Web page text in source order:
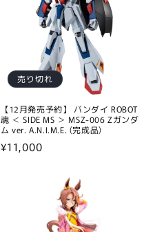
売り切れ
【12月発売予約】 バンダイ ROBOT
魂 ＜ SIDE MS ＞ MSZ-006 Zガンダ
ム ver. A.N.I.M.E. (完成品)
通
¥11,000